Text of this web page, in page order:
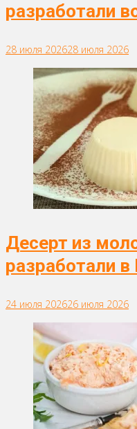
разработали
28 июля 202628 июля 2026
Десерт из
разработали
24 июля 202626 июля 2026